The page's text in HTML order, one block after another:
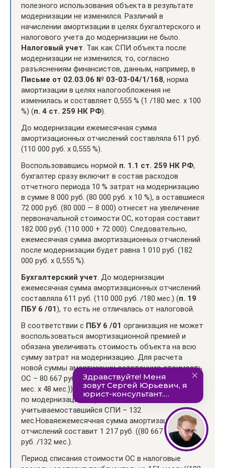
полезного использования объекта в результате
модернизации не изменился. Различий в
начислении амортизации в целях бухгалтерского и
налогового учета до модернизации не было.
Налоговый учет . Так как СПИ объекта после
модернизации не изменился, то, согласно
разъяснениям финансистов, данным, например, в
Письме от 02.03.06 № 03-03-04/1/168, норма
амортизации в целях налогообложения не
изменилась и составляет 0,555 % (1 /180 мес. х 100
%) (п. 4 ст. 259 НК РФ).
До модернизации ежемесячная сумма
амортизационных отчислений составляла 611 руб.
(110 000 руб. х 0,555 %).
Воспользовавшись нормой п. 1.1 ст. 259 НК РФ,
бухгалтер сразу включит в состав расходов
отчетного периода 10 % затрат на модернизацию
в сумме 8 000 руб. (80 000 руб. х 10 %), а оставшиеся
72 000 руб. (80 000 — 8 000) отнесет на увеличение
первоначальной стоимости ОС, которая составит
182 000 руб. (110 000 + 72 000). Следовательно,
ежемесячная сумма амортизационных отчислений
после модернизации будет равна 1 010 руб. (182
000 руб. х 0,555 %).
Бухгалтерский учет . До модернизации
ежемесячная сумма амортизационных отчислений
составляла 611 руб. (110 000 руб. /180 мес.) (п. 19
ПБУ 6 /01), то есть не отличалась от налоговой.
В соответствии с ПБУ 6 /01 организация не может
воспользоваться амортизационной премией и
обязана увеличивать стоимость объекта на всю
сумму затрат на модернизацию. Для расчета
новой суммы амортизации остаточную стоимость
ОС – 80 667 руб. (110 000 руб. — (110 000 руб./180
мес. х 48 мес.)) – увеличиваем на размер расходов
по модернизации и при этом
учитываемоставшийся СПИ – 132
мес.Новаяежемесячная сумма амортизационных
отчислений составит 1 217 руб. ((80 667 + 80 000)
руб. /132 мес.).
Период списания стоимости ОС в налоговые